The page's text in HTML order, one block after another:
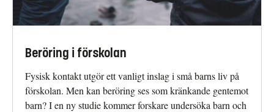
Beröring i förskolan
Fysisk kontakt utgör ett vanligt inslag i små barns liv på
förskolan. Men kan beröring ses som kränkande gentemot
barn? I en ny studie kommer forskare undersöka barn och